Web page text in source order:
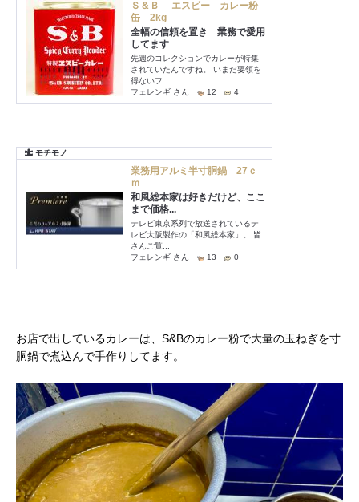
お店で出しているカレーは、S&Bのカレー粉で大量の玉ねぎを寸
胴鍋で煮込んで手作りしてます。